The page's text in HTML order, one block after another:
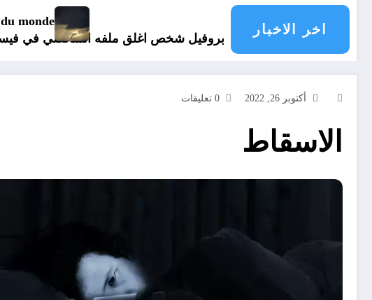
اخر الاخبار
بروفيل شخص اغلق ملفه الشخصي في فيسبوك دون طلب صداقة .. الاطلاع على محتوى صفحة شخص اغلق ملفه الشخصي في فيسبوك
les pays du monde
أكتوبر 26, 2022 0 تعليقات
الاسقاط